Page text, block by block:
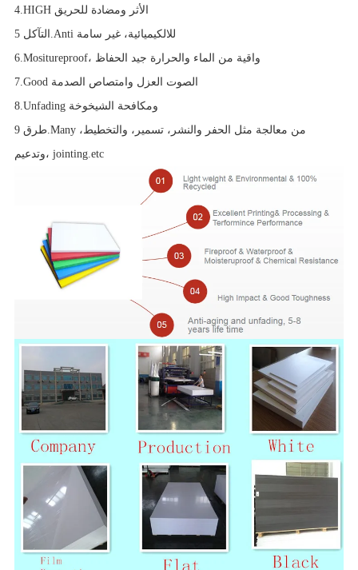
4.HIGH الأثر ومضادة للحريق
التآكل 5.Anti للالكيميائية، غير سامة
6.Mositureproof، واقية من الماء والحرارة جيد الحفاظ
7.Good الصوت العزل وامتصاص الصدمة
8.Unfading ومكافحة الشيخوخة
طرق 9.Many من معالجة مثل الحفر والنشر، تسمير، والتخطيط،
وتدعيم، jointing.etc